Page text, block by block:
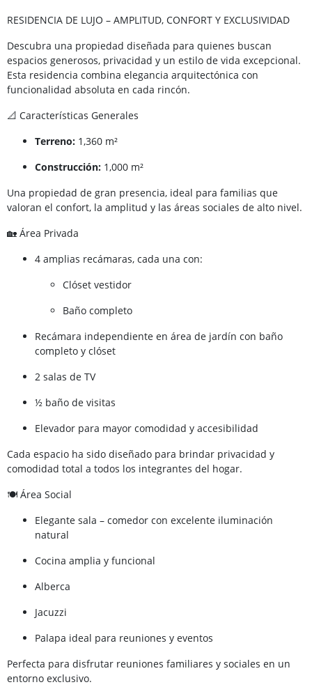
RESIDENCIA DE LUJO – AMPLITUD, CONFORT Y EXCLUSIVIDAD
Descubra una propiedad diseñada para quienes buscan
espacios generosos, privacidad y un estilo de vida excepcional.
Esta residencia combina elegancia arquitectónica con
funcionalidad absoluta en cada rincón.
📐 Características Generales
Terreno: 1,360 m²
Construcción: 1,000 m²
Una propiedad de gran presencia, ideal para familias que
valoran el confort, la amplitud y las áreas sociales de alto nivel.
🏡 Área Privada
4 amplias recámaras, cada una con:
Clóset vestidor
Baño completo
Recámara independiente en área de jardín con baño
completo y clóset
2 salas de TV
½ baño de visitas
Elevador para mayor comodidad y accesibilidad
Cada espacio ha sido diseñado para brindar privacidad y
comodidad total a todos los integrantes del hogar.
🍽 Área Social
Elegante sala – comedor con excelente iluminación
natural
Cocina amplia y funcional
Alberca
Jacuzzi
Palapa ideal para reuniones y eventos
Perfecta para disfrutar reuniones familiares y sociales en un
entorno exclusivo.